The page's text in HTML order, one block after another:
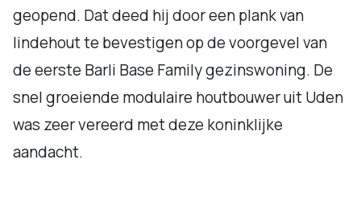
geopend. Dat deed hij door een plank van
lindehout te bevestigen op de voorgevel van
de eerste Barli Base Family gezinswoning. De
snel groeiende modulaire houtbouwer uit Uden
was zeer vereerd met deze koninklijke
aandacht.